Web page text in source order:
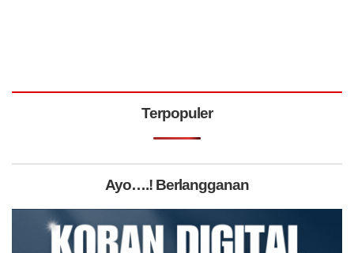
Terpopuler
Ayo….! Berlangganan